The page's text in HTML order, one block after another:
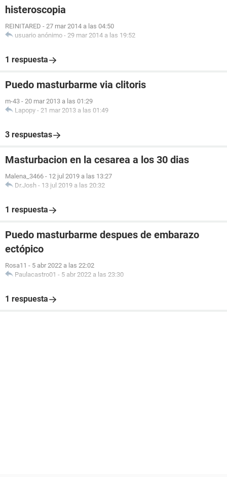
histeroscopia
REINITARED - 27 mar 2014 a las 04:50
usuario anónimo - 29 mar 2014 a las 19:52
1 respuesta
Puedo masturbarme via clitoris
m-43 - 20 mar 2013 a las 01:29
Lapopy - 21 mar 2013 a las 01:49
3 respuestas
Masturbacion en la cesarea a los 30 dias
Malena_3466 - 12 jul 2019 a las 13:27
Dr.Josh - 13 jul 2019 a las 20:32
1 respuesta
Puedo masturbarme despues de embarazo
ectópico
Rosa11 - 5 abr 2022 a las 22:02
Paulacastro01 - 5 abr 2022 a las 23:30
1 respuesta